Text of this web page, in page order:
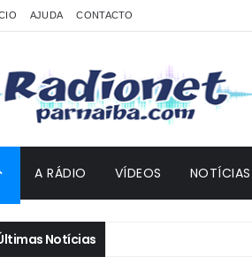
AJUDA CONTACTO
A RÁDIO VÍDEOS NOTÍCIAS
Notícias